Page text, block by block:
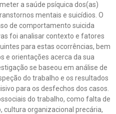
a saúde psíquica dos(as)
mentais e suicídios. O
de comportamento suicida
foi analisar contexto e fatores
para estas ocorrências, bem
e orientações acerca da sua
se baseou em análise de
do trabalho e os resultados
para os desfechos dos casos.
do trabalho, como falta de
cultura organizacional precária,